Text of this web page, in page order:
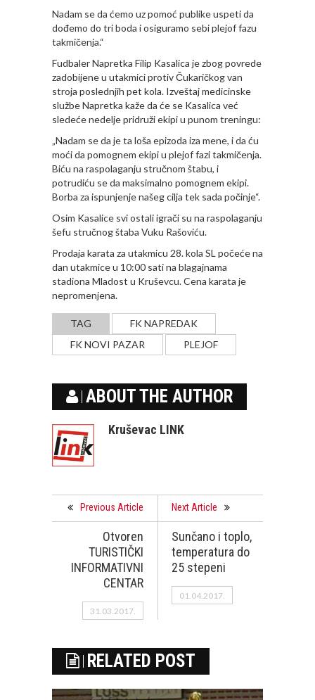
Nadam se da ćemo uz pomoć publike uspeti da
dođemo do tri boda i osiguramo sebi plejof fazu
takmičenja.“
Fudbaler Napretka Filip Kasalica je zbog povrede
zadobijene u utakmici protiv Čukaričkog van
stroja poslednjih pet kola. Izveštaj medicinske
službe Napretka kaže da će se Kasalica već
sledeće nedelje pridruži ekipi u punom treningu:
„Nadam se da je ta loša epizoda iza mene, i da ću
moći da pomognem ekipi u plejof fazi takmičenja.
Biću na raspolaganju stručnom štabu, i
potrudiću se da maksimalno pomognem ekipi.
Borba za ispunjenje našeg cilja tek sada počinje“.
Osim Kasalice svi ostali igrači su na raspolaganju
šefu stručnog štaba Vuku Rašoviću.
Prodaja karata za utakmicu 28. kola SL počeće na
dan utakmice u 10:00 sati na blagajnama
stadiona Mladost u Kruševcu. Cena karata je
nepromenjena.
TAG
FK NAPREDAK
FK NOVI PAZAR
PLEJOF
ABOUT THE AUTHOR
Kruševac LINK
Previous Article
Otvoren
TURISTIČKI
INFORMATIVNI
CENTAR
31.03.2017.
Next Article
Sunčano i toplo,
temperatura do
25 stepeni
01.04.2017.
RELATED POST